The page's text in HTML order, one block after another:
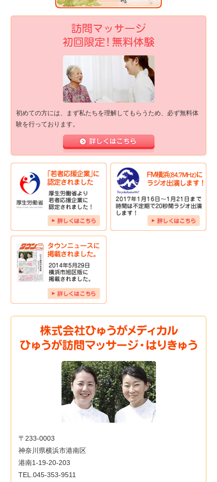
初めての方には、まず私たちを理解してもらうため、必ず無料体
験を行っております。
〒233-0003
神奈川県横浜市港南区
港南1-19-20-203
TEL.045-353-9511